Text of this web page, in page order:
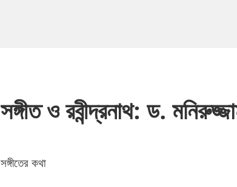
সঙ্গীত ও রবীন্দ্রনাথ: ড.
সঙ্গীতের কথা